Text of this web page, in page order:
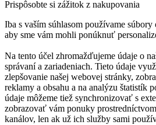
Prispôsobte si zážitok z nakupovania
Iba s vaším súhlasom používame
aby sme vám mohli ponúknuť
Na tento účel zhromažďujeme údaje o
správaní a zariadeniach. Tieto údaje
zlepšovanie našej webovej stránky,
reklamy a obsahu a na analýzu štatistík
údaje môžeme tiež synchronizovať s
zobrazovať vám ponuky
kanálov, len ak už ich služby sami